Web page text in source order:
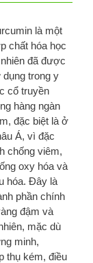
là một
chất hóa học
đã được
dụng trong y
cổ truyền
hàng ngàn
đặc biệt là ở
Á, vì đặc
chống viêm,
oxy hóa và
hóa. Đây là
phần chính
đậm và
mặc dù
minh,
thụ kém, điều